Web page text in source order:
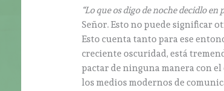
“Lo que os digo de noche decidlo
Señor. Esto no puede significar
Esto cuenta tanto para ese
creciente oscuridad, está
pactar de ninguna manera con
los medios modernos de